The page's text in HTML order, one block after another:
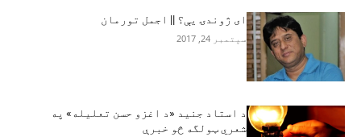
ای ژوندۍ یې؟ || اجمل تورمان
سپتمبر 24, 2017
د استاد جنيد «د اغزو حسن تعليله» په
شعري ټولگه څو خبرې